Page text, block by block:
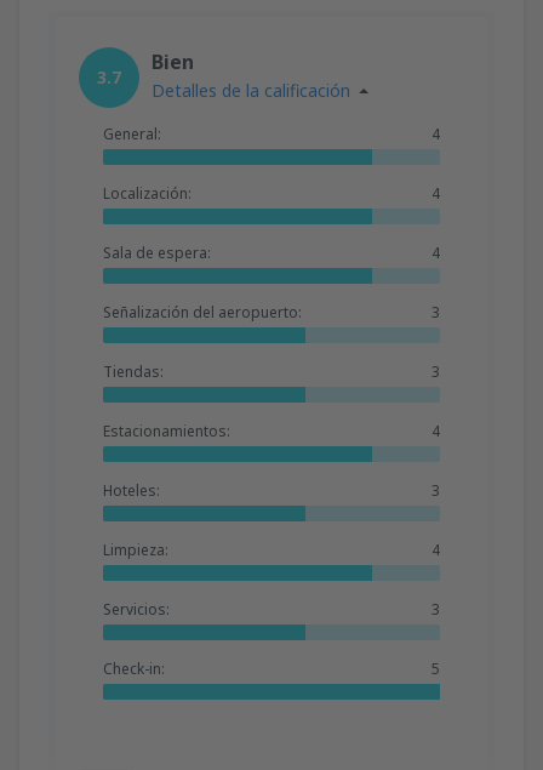
3.7
Bien
Detalles de la calificación
General: 4
Localización: 4
Sala de espera: 4
Señalización del aeropuerto: 3
Tiendas: 3
Estacionamientos: 4
Hoteles: 3
Limpieza: 4
Servicios: 3
Check-in: 5